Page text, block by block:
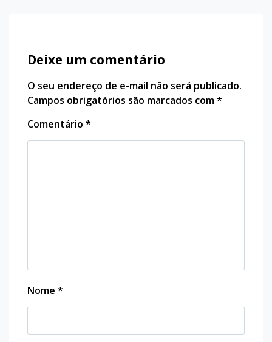
Deixe um comentário
O seu endereço de e-mail não será publicado.
Campos obrigatórios são marcados com*
Comentário *
Nome *